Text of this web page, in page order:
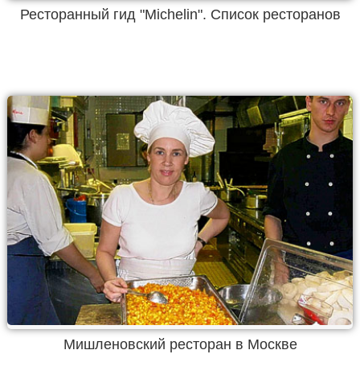
Ресторанный гид "Michelin". Список ресторанов
Мишленовский ресторан в Москве